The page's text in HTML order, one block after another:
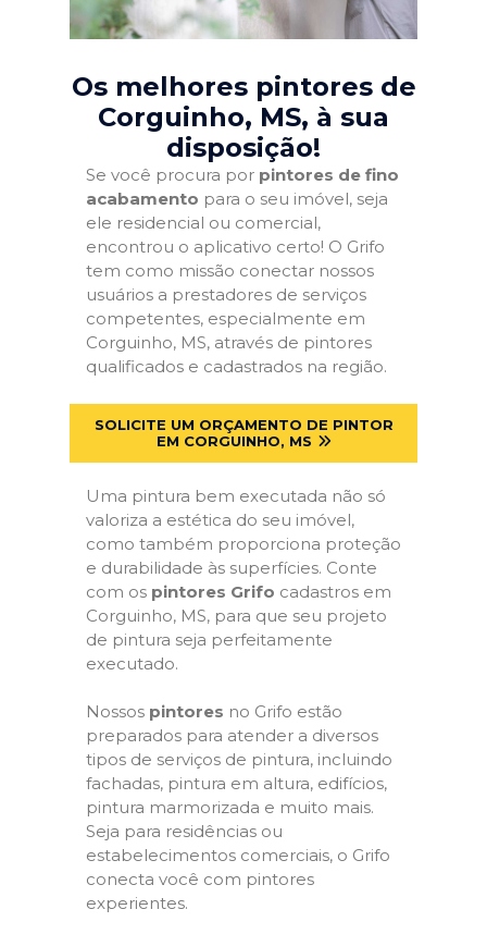
Os melhores pintores de
Corguinho, MS, à sua
disposição!
Se você procura por pintores de fino
acabamento para o seu imóvel, seja
ele residencial ou comercial,
encontrou o aplicativo certo! O Grifo
tem como missão conectar nossos
usuários a prestadores de serviços
competentes, especialmente em
Corguinho, MS, através de pintores
qualificados e cadastrados na região.
SOLICITE UM ORÇAMENTO DE PINTOR
EM CORGUINHO, MS
Uma pintura bem executada não só
valoriza a estética do seu imóvel,
como também proporciona proteção
e durabilidade às superfícies. Conte
com os pintores Grifo cadastros em
Corguinho, MS, para que seu projeto
de pintura seja perfeitamente
executado.
Nossos pintores no Grifo estão
preparados para atender a diversos
tipos de serviços de pintura, incluindo
fachadas, pintura em altura, edifícios,
pintura marmorizada e muito mais.
Seja para residências ou
estabelecimentos comerciais, o Grifo
conecta você com pintores
experientes.